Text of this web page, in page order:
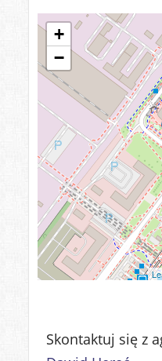
+
−
Skontaktuj się z